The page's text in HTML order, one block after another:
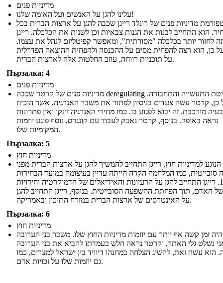
מדיניות פנים
עלינו להגן על האנשים ועל האומה שלנו!
מדיניות פנים של רונלד רייגן שכבה להגן על ארצות הברית בכל
הוא התחייב לבנות את הגנות צבאיות וכן לשנות את הכלכלה. רייגן
לחזור יותר בכלכלה "מסורתית", ומאפשר קפיטליזם לנהל את עצמו.
כן, הוא רצה להפחית מסים על ההכנסה ולהפחית ההוצאה הפדרלית
על תוכניות רווחה, עוזב החלטות אלה לארצות הברית.
Пързалка: 4
מדיניות פנים
מדיניות פנים של קרטר שכבה deregulating שליטת התעשייה והתחבורה.
כן, קרטר עשה צעדים בניסיון לפתור את משבר האנרגיה, אשר הוכיח
מורכבת. זה יבוא לפגוע בו, כמו מחירי האנרגיה זינקו ואין פתרונות
נראה באופק. בנוסף, קרטר נאבק לעבוד עם קונגרס, נוסף פוגע יוזמות
המקומיות שלו.
Пързалка: 5
מדיניות חוץ
למדיניות חוץ, רייגן התחייב להמשיך להגן על ארצות הברית מפני
סובייטית, כמו המלחמה הקרה הייתה עדיין בעיצומה במועד הבחירות
1980. רייגן התחייב להגן על הרעיונות והאידיאלים של הדמוקרטיה וחירויות
האדם, תוך הפחתת ההשפעה הסובייטית. בנוסף, רייגן התחייב להגן
על האינטרסים של ארצות הברית במזרח התיכון ובאמריקה.
Пързалка: 6
מדיניות חוץ
זמן קשה אף יותר עם יוזמות מדיניות החוץ שלו. משבר בני הערובה
נשלט גלי האתר, וקרטר נראה חלש בעמדתו להביא את בני הערובה
הוא עשה זאת, להשיג הצלחה במחנהו דיוויד בין ישראל למצרים, כמו
גם יוזמות שלו על זכויות אדם.